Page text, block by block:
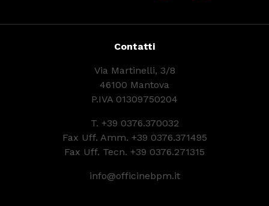
Contatti
Via Martinelli, 3/8
46100 Mantova
P.IVA 01309750204
T. +39 0376.370032
Fax Uff. Amm. +39 0376.371495
Fax Uff. Tecn. +39 0376.271315
info@officinebpm.it